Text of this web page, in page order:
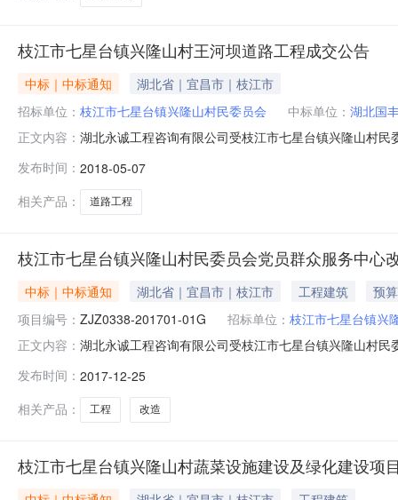
枝江市七星台镇兴隆山村王河坝道路工程成交公告
中标｜中标通知
湖北省｜宜昌市｜枝江市
招标单位： 枝江市七星台镇兴隆山村民委员会 中标单位： 湖北国
正文内容： 湖北永诚工程咨询有限公司受枝江市七星台镇兴隆山村
米，厚0.18米。（详见施工工程量清单）。四、公告发
枝江市七星
发布时间： 2018-05-07
相关产品：
道路工程
枝江市七星台镇兴隆山村民委员会党员群众服务中心
中标｜中标通知 湖北省｜宜昌市｜枝江市 工程建筑
预
项目编号： ZJZ0338-201701-01G 招标单位： 枝江市七星台镇兴
正文内容： 湖北永诚工程咨询有限公司受枝江市七星台镇兴隆山村
采购内容：本项目为七星台镇兴隆山村民委员会党员群
江市公共资源交易
发布时间： 2017-12-25
相关产品：
工程 改造
枝江市七星台镇兴隆山村蔬菜设施建设及绿化建设项